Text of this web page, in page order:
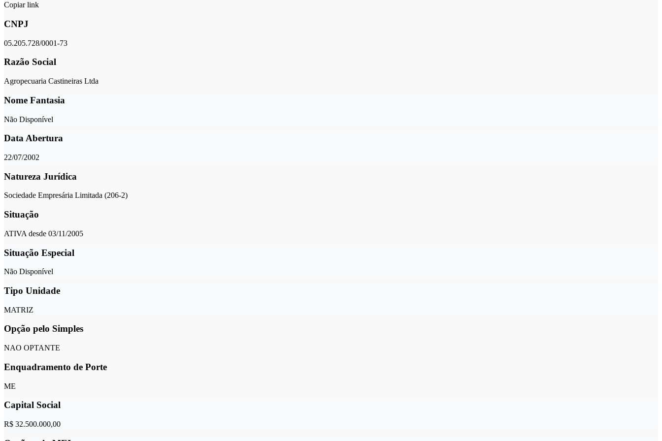
Copiar link
CNPJ
05.205.728/0001-73
Razão Social
Agropecuaria Castineiras Ltda
Nome Fantasia
Não Disponível
Data Abertura
22/07/2002
Natureza Jurídica
Sociedade Empresária Limitada (206-2)
Situação
ATIVA desde 03/11/2005
Situação Especial
Não Disponível
Tipo Unidade
MATRIZ
Opção pelo Simples
NAO OPTANTE
Enquadramento de Porte
ME
Capital Social
R$ 32.500.000,00